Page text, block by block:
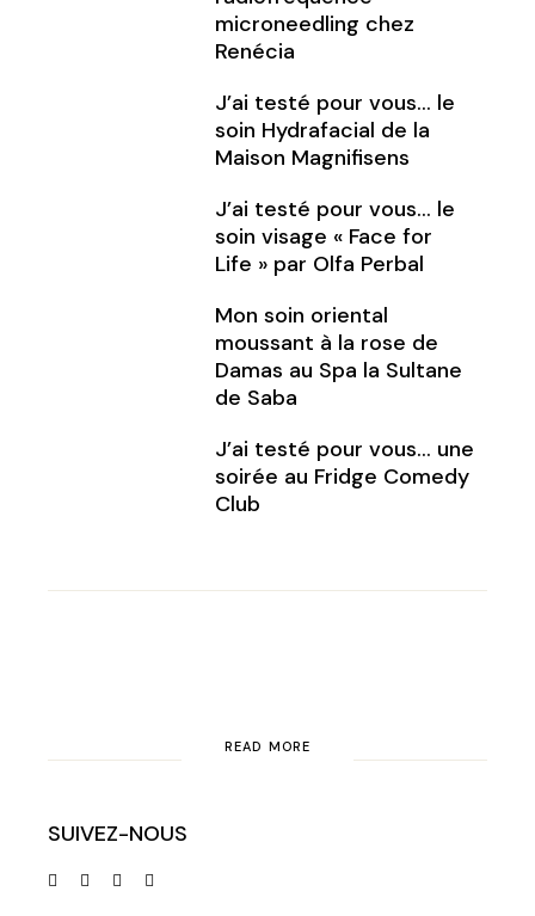
microneedling chez
Renécia
J’ai testé pour vous… le
soin Hydrafacial de la
Maison Magnifisens
J’ai testé pour vous… le
soin visage « Face for
Life » par Olfa Perbal
Mon soin oriental
moussant à la rose de
Damas au Spa la Sultane
de Saba
J’ai testé pour vous… une
soirée au Fridge Comedy
Club
READ MORE
SUIVEZ-NOUS